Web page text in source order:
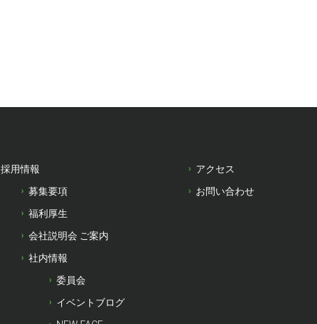
採用情報
募集要項
福利厚生
会社説明会 ご案内
社内情報
委員会
イベントブログ
アクセス
お問い合わせ